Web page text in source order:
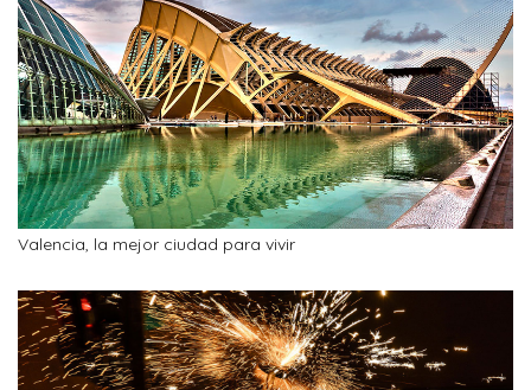
Valencia, la mejor ciudad para vivir